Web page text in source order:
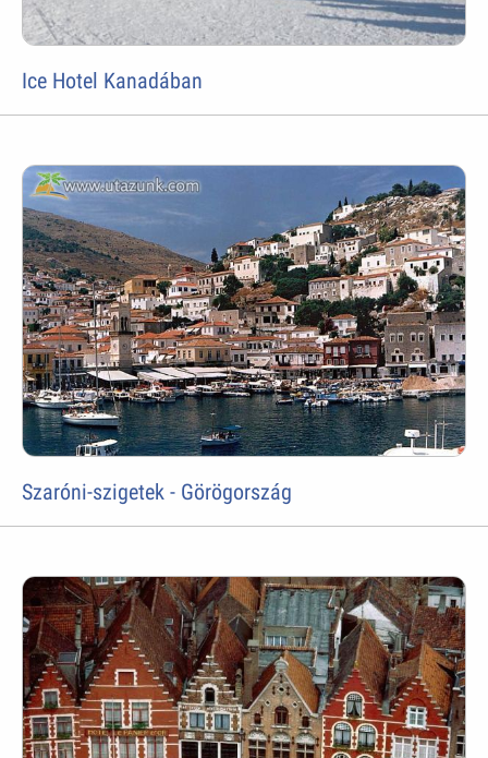
Ice Hotel Kanadában
Szaróni-szigetek - Görögország